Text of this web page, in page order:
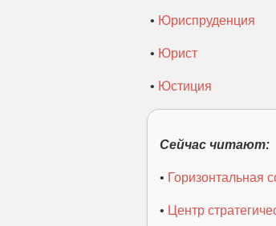
• Юриспруденция
• Юрист
• Юстиция
Сейчас читают:
• Горизонтальная
• Центр